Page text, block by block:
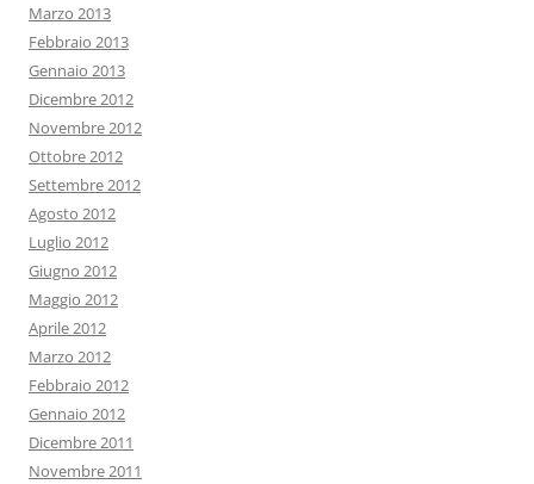
Marzo 2013
Febbraio 2013
Gennaio 2013
Dicembre 2012
Novembre 2012
Ottobre 2012
Settembre 2012
Agosto 2012
Luglio 2012
Giugno 2012
Maggio 2012
Aprile 2012
Marzo 2012
Febbraio 2012
Gennaio 2012
Dicembre 2011
Novembre 2011